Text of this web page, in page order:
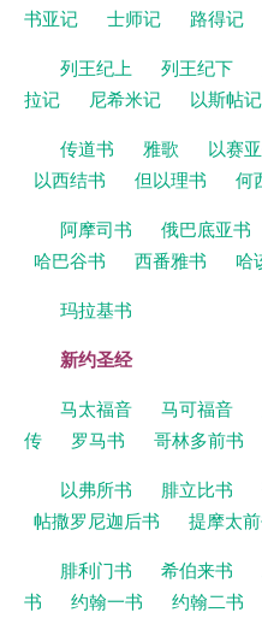
书亚记
士师记 路得记
列王纪上
列王纪下
拉记
尼希米记 以斯帖记
传道书
雅歌 以赛
以西结书
但以理书 何
阿摩司书
俄巴底亚书
哈巴谷书
西番雅书 哈
玛拉基书
新约圣经
马太福音 马可福音
传
罗马书 哥林多前书
以弗所书
腓立比书
帖撒罗尼迦后书
提摩太
腓利门书
希伯来书
书
约翰一书 约翰二书